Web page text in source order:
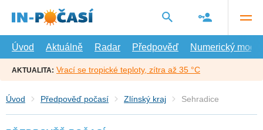
hlavní
Úvod
Aktuálně Radar Předpověď Numerický model
AKTUALITA: Vrací se tropické teploty, zítra až 35 °C
Úvod Předpověď počasí Zlínský kraj Sehradice